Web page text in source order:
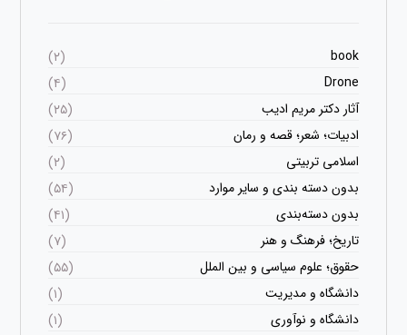
book
(۲)
Drone
(۴)
آثار دکتر مریم ادیب
(۲۵)
ادبیات؛ شعر؛ قصه و رمان
(۷۶)
اسلامی تربیتی
(۲)
بدون دسته بندی و سایر موارد
(۵۴)
بدون دسته‌بندی
(۴۱)
تاریخ؛ فرهنگ و هنر
(۷)
حقوق؛ علوم سیاسی و بین الملل
(۵۵)
دانشگاه و مدیریت
(۱)
دانشگاه و نوآوری
(۱)